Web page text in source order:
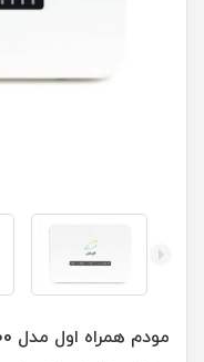
مودم همراه اول مدل HA6400